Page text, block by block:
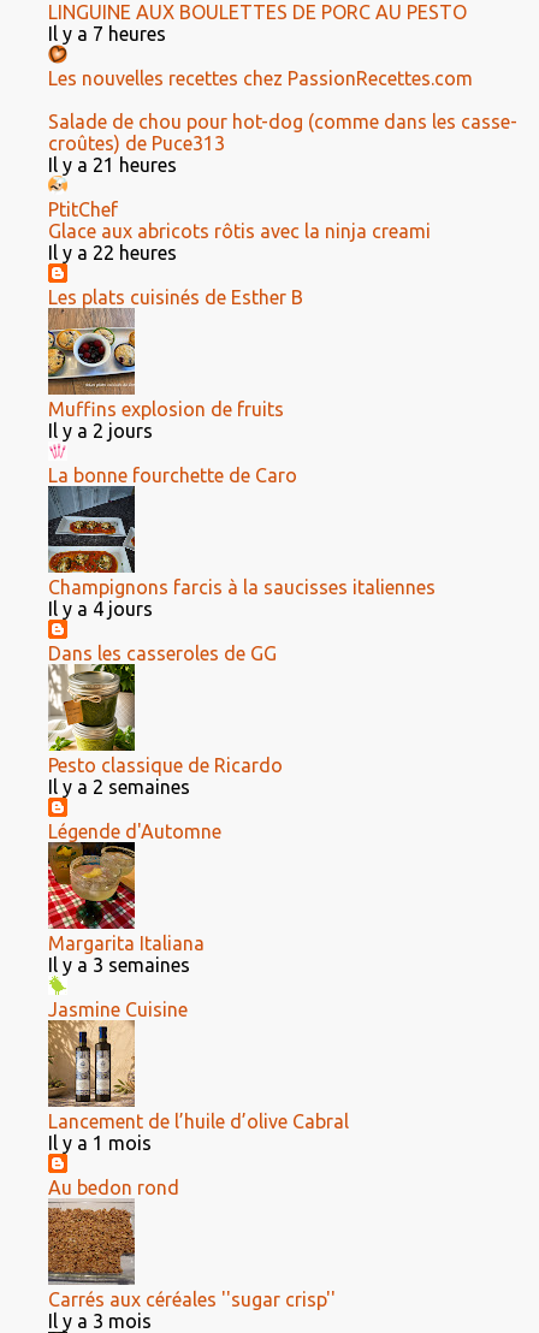
LINGUINE AUX BOULETTES DE PORC AU PESTO
Il y a 7 heures
Les nouvelles recettes chez PassionRecettes.com
Salade de chou pour hot-dog (comme dans les casse-
croûtes) de Puce313
Il y a 21 heures
PtitChef
Glace aux abricots rôtis avec la ninja creami
Il y a 22 heures
Les plats cuisinés de Esther B
Muffins explosion de fruits
Il y a 2 jours
La bonne fourchette de Caro
Champignons farcis à la saucisses italiennes
Il y a 4 jours
Dans les casseroles de GG
Pesto classique de Ricardo
Il y a 2 semaines
Légende d'Automne
Margarita Italiana
Il y a 3 semaines
Jasmine Cuisine
Lancement de l’huile d’olive Cabral
Il y a 1 mois
Au bedon rond
Carrés aux céréales ''sugar crisp''
Il y a 3 mois